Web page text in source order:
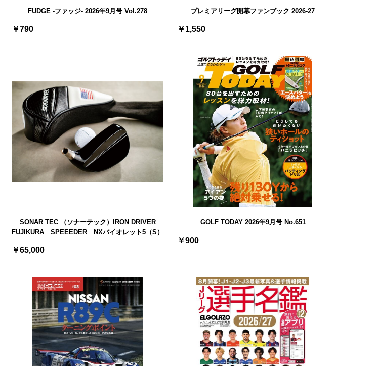
FUDGE -ファッジ- 2026年9月号 Vol.278
￥790
プレミアリーグ開幕ファンブック 2026-27
￥1,550
SONAR TEC （ソナーテック）IRON DRIVER
FUJIKURA SPEEEDER NXバイオレット5（S）
￥65,000
GOLF TODAY 2026年9月号 No.651
￥900